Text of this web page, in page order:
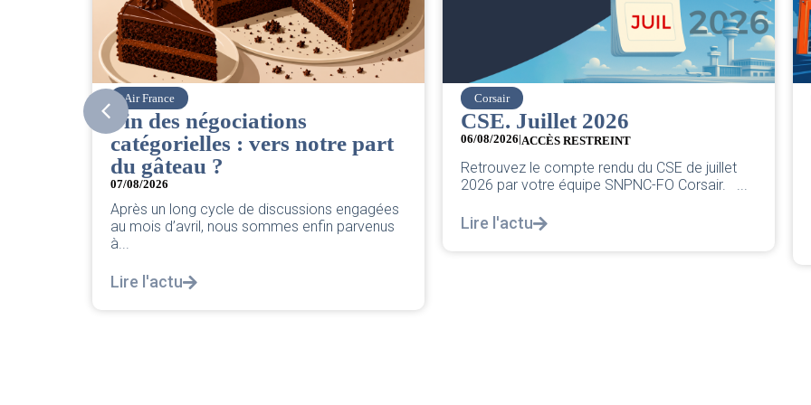
Corsair
CSE. Juillet 2026
06/08/2026|ACCÈS RESTREINT
Retrouvez le compte rendu du CSE de juillet
2026 par votre équipe SNPNC-FO Corsair. ...
Lire l'actu
easyJet
Grève chez easyJet
05/08/2026
Chers collègues, La direction vient de sortir sa
classique pleurnicherie corporate. On va la
décortiquer...
Lire l'actu